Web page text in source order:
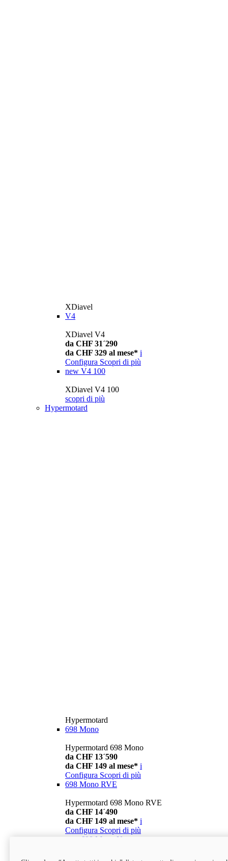
XDiavel
V4
XDiavel V4
da CHF 31´290
da CHF 329 al mese* i
Configura Scopri di più
new V4 100
XDiavel V4 100
scopri di più
Hypermotard
Hypermotard
698 Mono
Hypermotard 698 Mono
da CHF 13´590
da CHF 149 al mese* i
Configura Scopri di più
698 Mono RVE
Hypermotard 698 Mono RVE
da CHF 14´490
da CHF 149 al mese* i
Configura Scopri di più
698 Mono Nera
Hypermotard 698 Mono Nera